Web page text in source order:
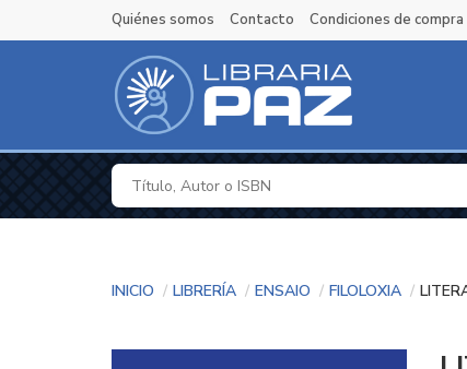
Quiénes somos Contacto Condiciones de compra
Inicio Librería Ensaio Filoloxia